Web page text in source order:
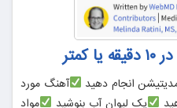
انجام دهید
آهنگ مورد
یک لیوان آب بنوشید
مواد